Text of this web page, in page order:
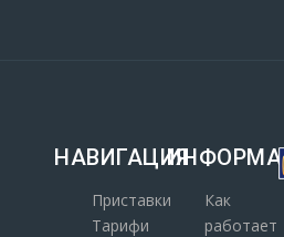
НАВИГАЦИЯ
Приставки
Тарифи
Как
работает